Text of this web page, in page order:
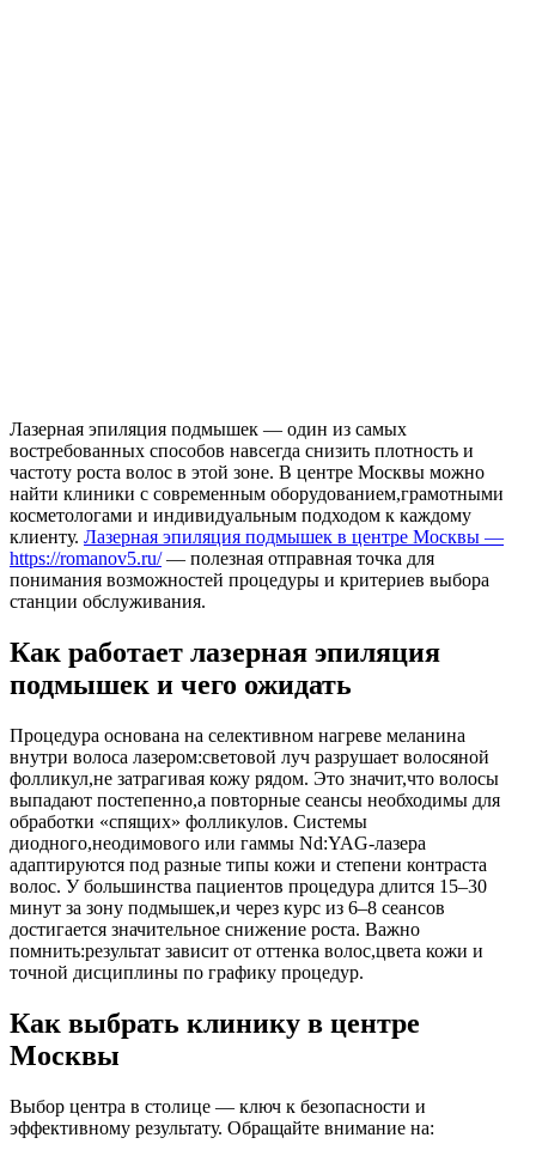
Лазерная эпиляция подмышек — один из самых
востребованных способов навсегда снизить плотность и
частоту роста волос в этой зоне. В центре Москвы можно
найти клиники с современным оборудованием,грамотными
косметологами и индивидуальным подходом к каждому
клиенту. Лазерная эпиляция подмышек в центре Москвы —
https://romanov5.ru/— полезная отправная точка для
понимания возможностей процедуры и критериев выбора
станции обслуживания.
Как работает лазерная эпиляция
подмышек и чего ожидать
Процедура основана на селективном нагреве меланина
внутри волоса лазером:световой луч разрушает волосяной
фолликул,не затрагивая кожу рядом. Это значит,что волосы
выпадают постепенно,а повторные сеансы необходимы для
обработки «спящих» фолликулов. Системы
диодного,неодимового или гаммы Nd:YAG-лазера
адаптируются под разные типы кожи и степени контраста
волос. У большинства пациентов процедура длится 15–30
минут за зону подмышек,и через курс из 6–8 сеансов
достигается значительное снижение роста. Важно
помнить:результат зависит от оттенка волос,цвета кожи и
точной дисциплины по графику процедур.
Как выбрать клинику в центре
Москвы
Выбор центра в столице — ключ к безопасности и
эффективному результату. Обращайте внимание на: